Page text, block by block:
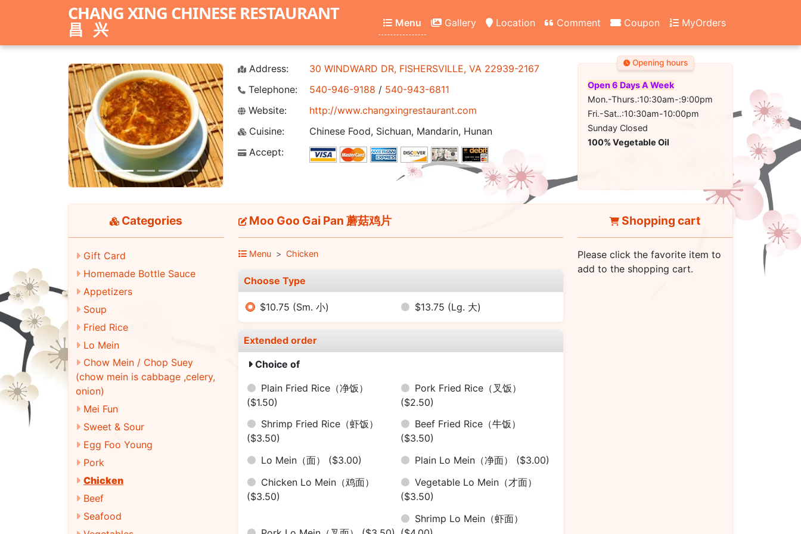
CHANG XING CHINESE RESTAURANT
昌兴 Menu Gallery Location Comment Coupon MyOrders
Previous Next
Address:
30 WINDWARD DR, FISHERSVILLE, VA 22939-2167
Telephone:
540-946-9188 / 540-943-6811
Website:
http://www.changxingrestaurant.com
Cuisine:
Chinese Food, Sichuan, Mandarin, Hunan
Accept:
Opening hours
Open 6 Days A Week
Mon.-Thurs.:10:30am-:9:00pm
Fri.-Sat..:10:30am-10:00pm
Sunday Closed
100% Vegetable Oil
Categories
Gift Card
Homemade Bottle Sauce
Appetizers
Soup
Fried Rice
Lo Mein
Chow Mein / Chop Suey
(chow mein is cabbage ,celery,
onion)
Mei Fun
Sweet & Sour
Egg Foo Young
Pork
Chicken
Beef
Seafood
Moo Goo Gai Pan 蘑菇鸡片
Menu Chicken
Choose Type
$10.75 (Sm. 小) $13.75 (Lg. 大)
Extended order
Choice of
Plain Fried Rice（净饭）
($1.50)
Pork Fried Rice（叉饭）
($2.50)
Shrimp Fried Rice（虾饭）
($3.50)
Beef Fried Rice（牛饭）
($3.50)
Lo Mein（面） ($3.00) Plain Lo Mein（净面） ($3.00)
Chicken Lo Mein（鸡面）
($3.50)
Vegetable Lo Mein（才面）
($3.50)
Shrimp Lo Mein（虾面）
Shopping cart
Please click the favorite item to
add to the shopping cart.